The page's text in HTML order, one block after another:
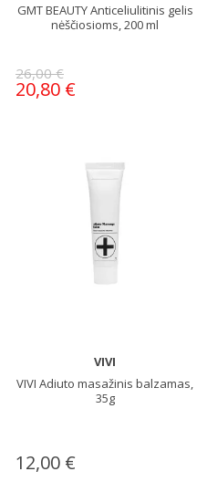
GMT BEAUTY Anticeliulitinis gelis
nėščiosioms, 200 ml
26,00 €
20,80 €
VIVI
VIVI Adiuto masažinis balzamas,
35g
12,00 €